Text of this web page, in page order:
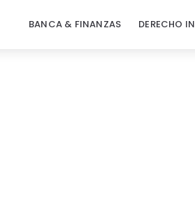
BANCA & FINANZAS DERECHO